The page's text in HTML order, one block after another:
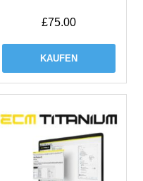
£75.00
KAUFEN